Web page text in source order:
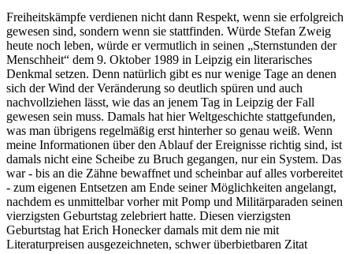
Freiheitskämpfe verdienen nicht dann Respekt, wenn sie erfolgreich
gewesen sind, sondern wenn sie stattfinden. Würde Stefan Zweig
heute noch leben, würde er vermutlich in seinen „Sternstunden der
Menschheit“ dem 9. Oktober 1989 in Leipzig ein literarisches
Denkmal setzen. Denn natürlich gibt es nur wenige Tage an denen
sich der Wind der Veränderung so deutlich spüren und auch
nachvollziehen lässt, wie das an jenem Tag in Leipzig der Fall
gewesen sein muss. Damals hat hier Weltgeschichte stattgefunden,
was man übrigens regelmäßig erst hinterher so genau weiß. Wenn
meine Informationen über den Ablauf der Ereignisse richtig sind, ist
damals nicht eine Scheibe zu Bruch gegangen, nur ein System. Das
war - bis an die Zähne bewaffnet und scheinbar auf alles vorbereitet
- zum eigenen Entsetzen am Ende seiner Möglichkeiten angelangt,
nachdem es unmittelbar vorher mit Pomp und Militärparaden seinen
vierzigsten Geburtstag zelebriert hatte. Diesen vierzigsten
Geburtstag hat Erich Honecker damals mit dem nie mit
Literaturpreisen ausgezeichneten, schwer überbietbaren Zitat